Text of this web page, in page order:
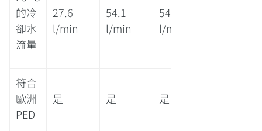
的冷
卻水
流量
27.6
l/min
54.1
l/min
54.1
l/min
符合
歐洲
PED
是 是 是